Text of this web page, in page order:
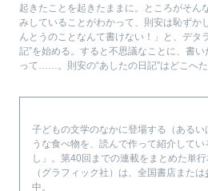
起きたことを起きたままに。ところがそん
みしていることがわかって、則安は恥ずか
んとうのことなんて書けない！」と、デタ
記”を始める。すると不思議なことに、書
って……。則安の“あしたの日記”はどこへ
子どもの文学のなかに登場する（ある
うな食べ物を、読んで作って紹介して
し」。第40回までの連載をまとめた単行
（グラフィック社）は、全国書店または
中。